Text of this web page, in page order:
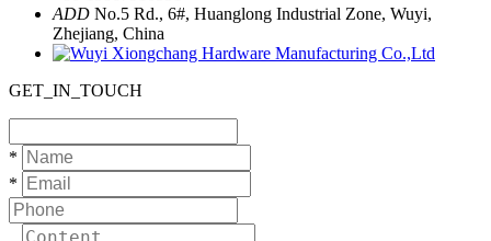
ADD No.5 Rd., 6#, Huanglong Industrial Zone, Wuyi,
Zhejiang, China
GET_IN_TOUCH
*
*